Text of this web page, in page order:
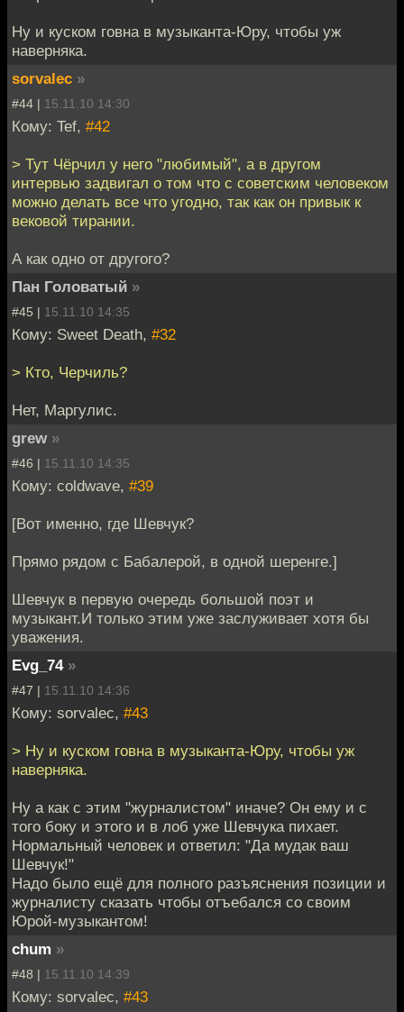
Ну и куском говна в музыканта-Юру, чтобы уж
наверняка.
sorvalec »
#44 | 15.11.10 14:30
Кому: Tef, #42
> Тут Чёрчил у него "любимый", а в другом
интервью задвигал о том что с советским человеком
можно делать все что угодно, так как он привык к
вековой тирании.
А как одно от другого?
Пан Головатый »
#45 | 15.11.10 14:35
Кому: Sweet Death, #32
> Кто, Черчиль?
Нет, Маргулис.
grew »
#46 | 15.11.10 14:35
Кому: coldwave, #39
[Вот именно, где Шевчук?
Прямо рядом с Бабалерой, в одной шеренге.]
Шевчук в первую очередь большой поэт и
музыкант.И только этим уже заслуживает хотя бы
уважения.
Evg_74 »
#47 | 15.11.10 14:36
Кому: sorvalec, #43
> Ну и куском говна в музыканта-Юру, чтобы уж
наверняка.
Ну а как с этим "журналистом" иначе? Он ему и с
того боку и этого и в лоб уже Шевчука пихает.
Нормальный человек и ответил: "Да мудак ваш
Шевчук!"
Надо было ещё для полного разъяснения позиции и
журналисту сказать чтобы отъебался со своим
Юрой-музыкантом!
chum »
#48 | 15.11.10 14:39
Кому: sorvalec, #43